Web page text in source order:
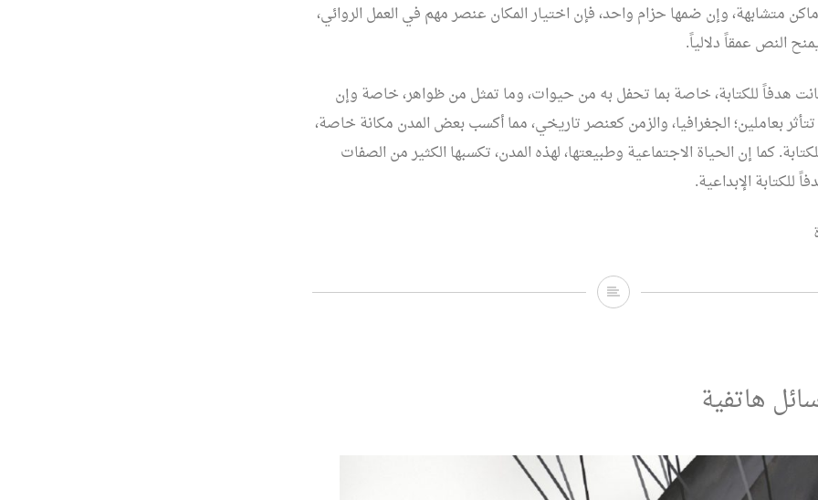
متشابهة، وإن ضمها حزام واحد، فإن اختيار المكان عنصر مهم في العمل الروائي،
النص عمقاً دلالياً.
هدفاً للكتابة، خاصة بما تحفل به من حيوات، وما تمثل من ظواهر، خاصة وإن
بعاملين؛ الجغرافيا، والزمن كعنصر تاريخي، مما أكسب بعض المدن مكانة خاصة،
كما إن الحياة الاجتماعية وطبيعتها، لهذه المدن، تكسبها الكثير من الصفات
للكتابة الإبداعية.
حكاية
والروائي
“إبراهيم
هاتفية